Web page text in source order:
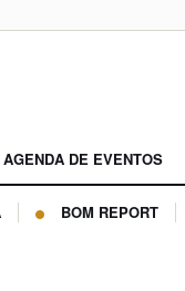
AGENDA DE EVENTOS
BOM REPORT